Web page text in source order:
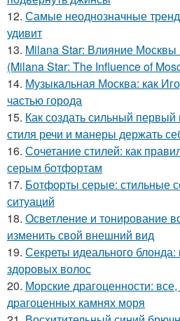
12. Самые неоднозначные
удивит
13. Milana Star: Влияние Москвы
(Milana Star: The Influence of
14. Музыкальная Москва: как
частью города
15. Как создать сильный
стиля речи и манеры держать
16. Сочетание стилей: как
серым ботфортам
17. Ботфорты серые: стильные
ситуаций
18. Осветление и тонирование
изменить свой внешний вид
19. Секреты идеального блонда:
здоровых волос
20. Морские драгоценности:
драгоценных камнях моря